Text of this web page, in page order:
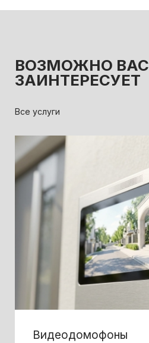
ВОЗМОЖНО ВАС
ЗАИНТЕРЕСУЕТ
Все услуги
Видеодомофоны